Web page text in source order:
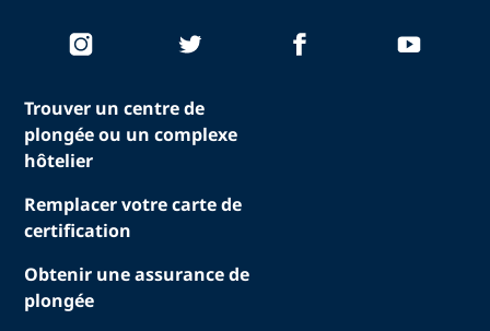
Trouver un centre de
plongée ou un complexe
hôtelier
Remplacer votre carte de
certification
Obtenir une assurance de
plongée